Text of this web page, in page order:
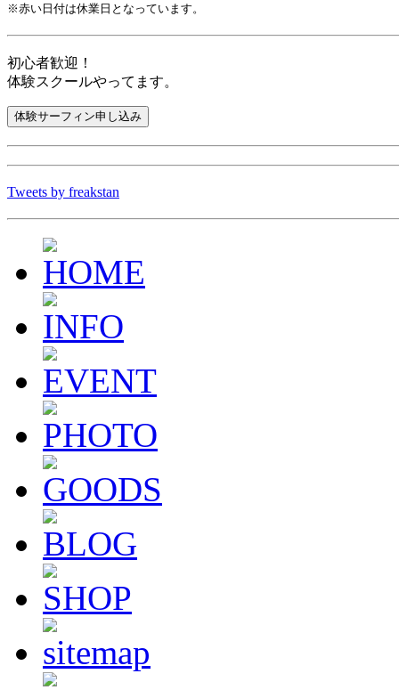
※赤い日付は休業日となっています。
初心者歓迎！
体験スクールやってます。
Tweets by freakstan